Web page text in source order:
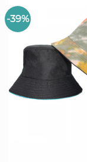
-39%